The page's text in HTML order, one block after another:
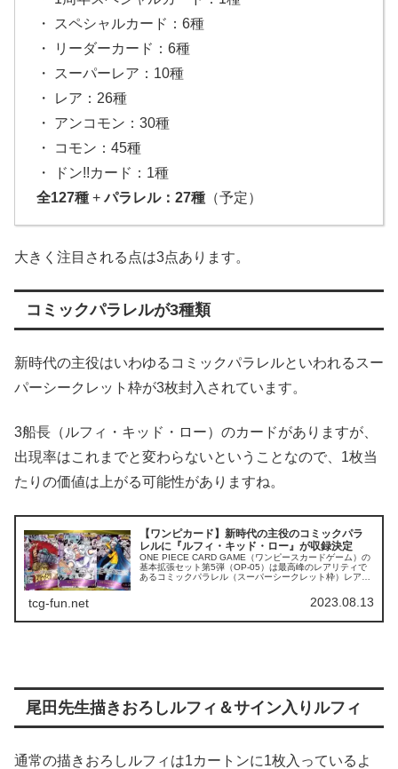
・ スペシャルカード：6種
・ リーダーカード：6種
・ スーパーレア：10種
・ レア：26種
・ アンコモン：30種
・ コモン：45種
・ ドン!!カード：1種
全127種 +パラレル：27種 （予定）
大きく注目される点は3点あります。
コミックパラレルが3種類
新時代の主役はいわゆるコミックパラレルといわれるスー
パーシークレット枠が3枚封入されています。
3船長（ルフィ・キッド・ロー）のカードがありますが、
出現率はこれまでと変わらないということなので、1枚当
たりの価値は上がる可能性がありますね。
【ワンピカード】新時代の主役のコミックパラ
レルに『ルフィ・キッド・ロー』が収録決定
ONE PIECE CARD GAME（ワンピースカードゲーム）の
基本拡張セット第5弾（OP-05）は最高峰のレアリティで
あるコミックパラレル（スーパーシークレット枠）レアに
tcg-fun.net 2023.08.13
尾田先生描きおろしルフィ＆サイン入りルフィ
通常の描きおろしルフィは1カートンに1枚入っているよ